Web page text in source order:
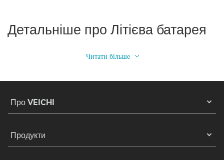
Детальніше про Літієва батарея
Читати більше
Про VEICHI
Продукти